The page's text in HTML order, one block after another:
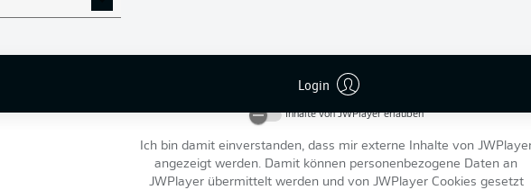
Login
wieder ausblenden.
Inhalte vonJWPlayererlauben
Ich bin damit einverstanden, dass mir externe Inhalte von
angezeigt werden. Damit können personenbezogene Daten an
JWPlayerübermittelt werden und von JWPlayerCookies gesetzt